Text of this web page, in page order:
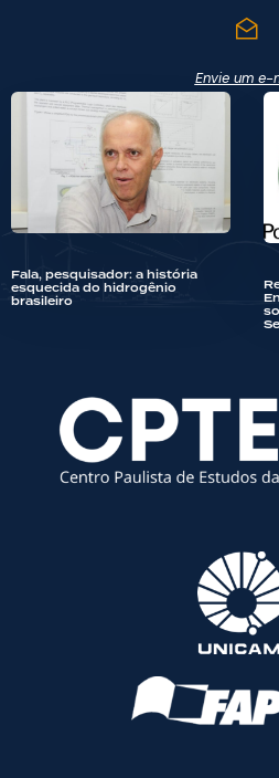
Envie um e-
Fala, pesquisador: a história
esquecida do hidrogênio
brasileiro